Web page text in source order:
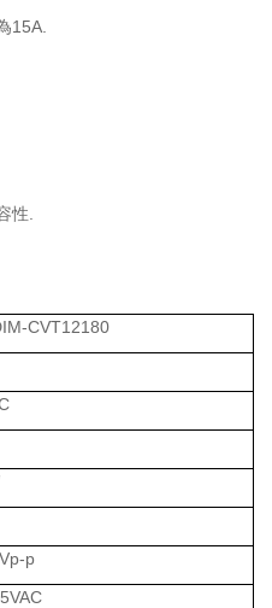
15A.
性.
CVT12180
p